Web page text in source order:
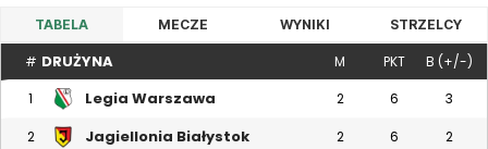
TABELA MECZE WYNIKI STRZELCY
# DRUŻYNA M PKT B (+/-)
1 Legia Warszawa 2 6 3
2 Jagiellonia Białystok 2 6 2